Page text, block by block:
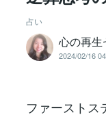
占い
心の再
2024/02/16
ファーストス